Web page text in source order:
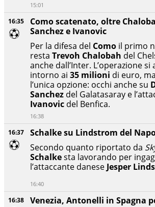
16:38
Venezia, Antonelli in Spagna
16:37
Schalke su Lindstrom del
Secondo quanto riportato da
Schalkesta lavorando per
l’attaccante danese Jesper
16:40
16:35
Como scatenato, oltre
Sanchez e Ivanovic
Per la difesa del Como il primo
resta Trevoh Chalobah del
anche dall’Inter. L’operazione
intorno ai 35 milioni di euro,
l’unica opzione: occhi anche su
Sanchez del Galatasaray e
Ivanovic del Benfica.
16:38
15:01